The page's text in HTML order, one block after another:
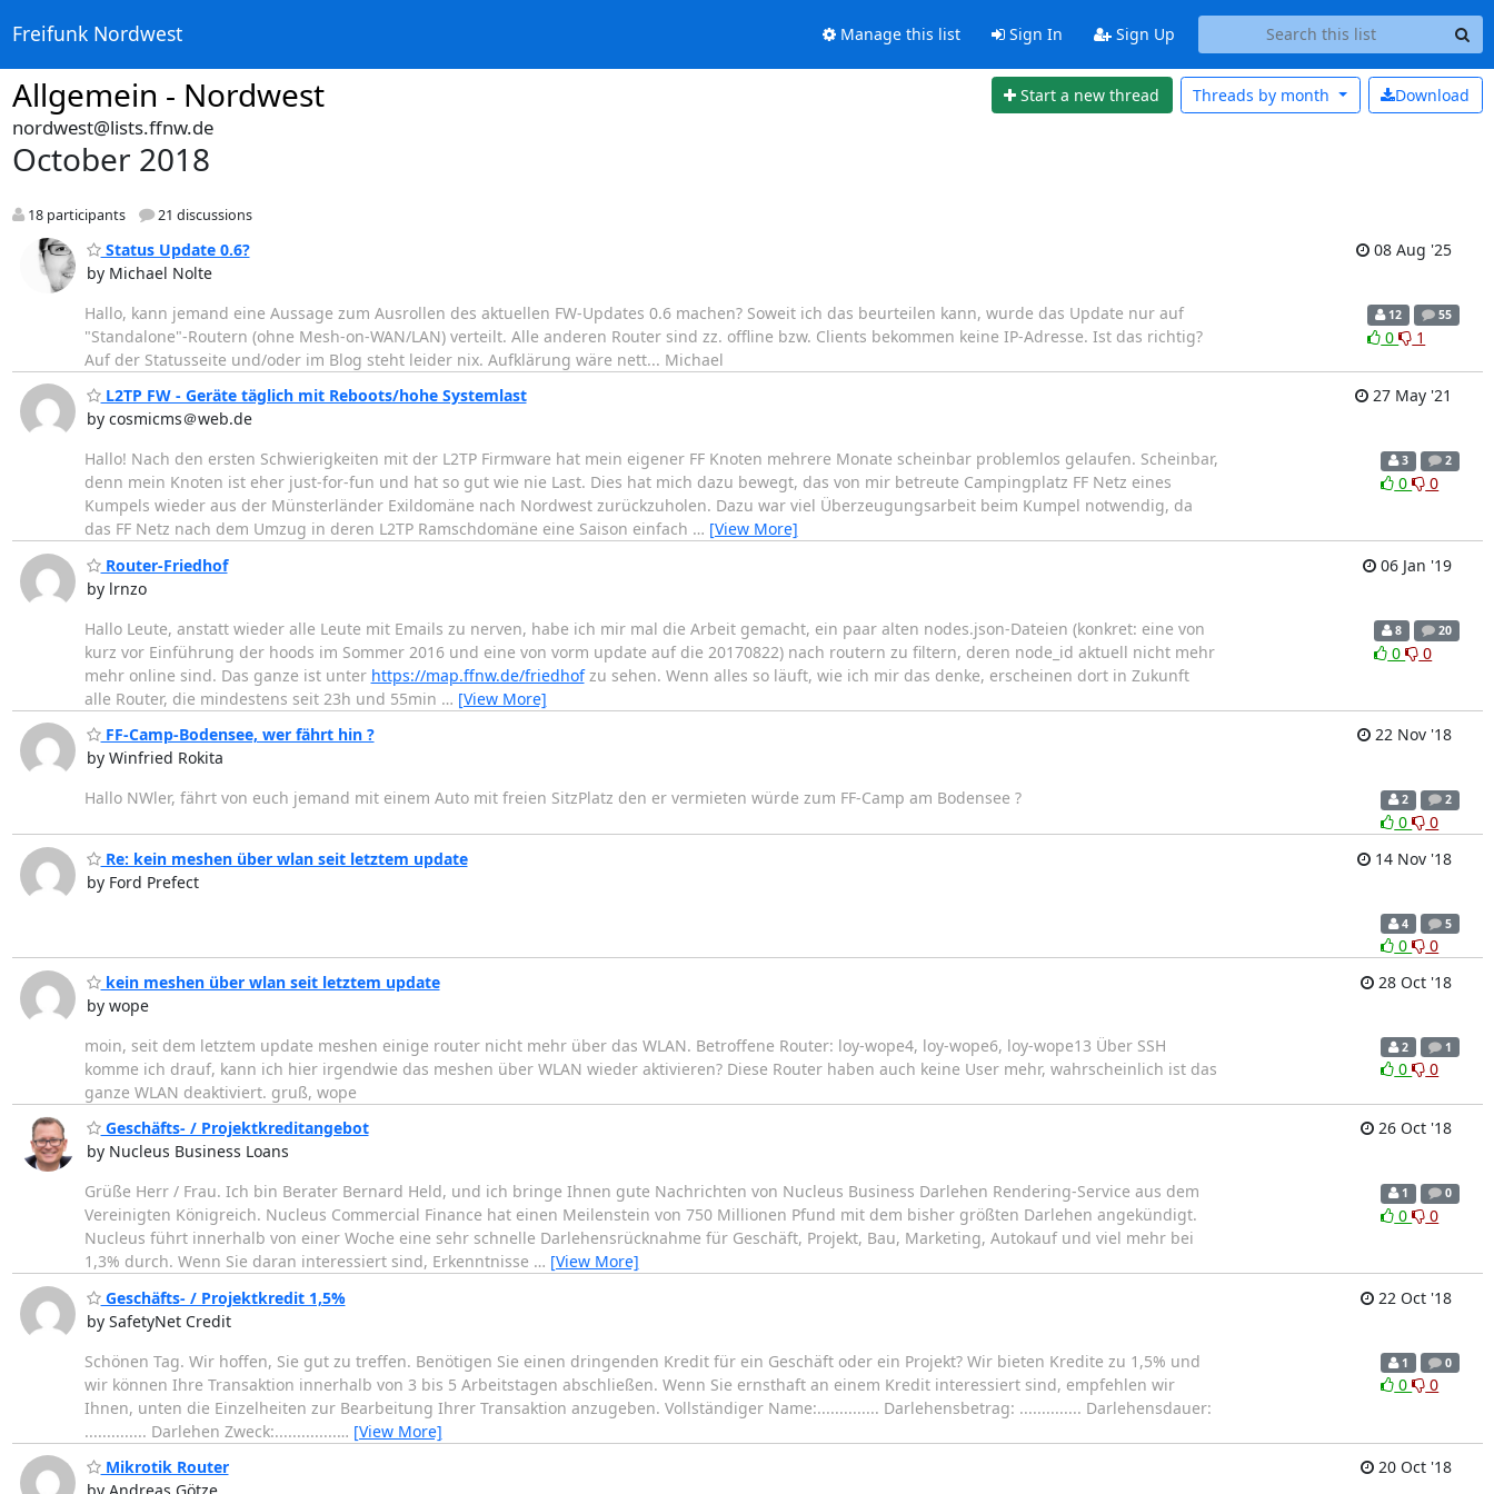
Freifunk Nordwest Manage this list Sign In Sign Up
Allgemein - Nordwest Start a new thread Download
Threads by month
nordwest@lists.ffnw.de
October 2018
18 participants 21 discussions
Status Update 0.6?
by Michael Nolte
08 Aug '25
Hallo, kann jemand eine Aussage zum Ausrollen des aktuellen FW-Updates 0.6 machen? Soweit ich das beurteilen kann, wurde das Update nur auf
"Standalone"-Routern (ohne Mesh-on-WAN/LAN) verteilt. Alle anderen Router sind zz. offline bzw. Clients bekommen keine IP-Adresse. Ist das richtig?
Auf der Statusseite und/oder im Blog steht leider nix. Aufklärung wäre nett... Michael
12 55
0 1
L2TP FW - Geräte täglich mit Reboots/hohe Systemlast
by cosmicms＠web.de
27 May '21
Hallo! Nach den ersten Schwierigkeiten mit der L2TP Firmware hat mein eigener FF Knoten mehrere Monate scheinbar problemlos gelaufen. Scheinbar,
denn mein Knoten ist eher just-for-fun und hat so gut wie nie Last. Dies hat mich dazu bewegt, das von mir betreute Campingplatz FF Netz eines
Kumpels wieder aus der Münsterländer Exildomäne nach Nordwest zurückzuholen. Dazu war viel Überzeugungsarbeit beim Kumpel notwendig, da
das FF Netz nach dem Umzug in deren L2TP Ramschdomäne eine Saison einfach … [View More]
3 2
0 0
Router-Friedhof
by lrnzo
06 Jan '19
Hallo Leute, anstatt wieder alle Leute mit Emails zu nerven, habe ich mir mal die Arbeit gemacht, ein paar alten nodes.json-Dateien (konkret: eine von
kurz vor Einführung der hoods im Sommer 2016 und eine von vorm update auf die 20170822) nach routern zu filtern, deren node_id aktuell nicht mehr
mehr online sind. Das ganze ist unter https://map.ffnw.de/friedhofzu sehen. Wenn alles so läuft, wie ich mir das denke, erscheinen dort in Zukunft
alle Router, die mindestens seit 23h und 55min … [View More]
8 20
0 0
FF-Camp-Bodensee, wer fährt hin ?
by Winfried Rokita
22 Nov '18
Hallo NWler, fährt von euch jemand mit einem Auto mit freien SitzPlatz den er vermieten würde zum FF-Camp am Bodensee ? 2 2
0
0
Re: kein meshen über wlan seit letztem update
by Ford Prefect
14 Nov '18
4 5
0
0
kein meshen über wlan seit letztem update
by wope
28 Oct '18
moin, seit dem letztem update meshen einige router nicht mehr über das WLAN. Betroffene Router: loy-wope4, loy-wope6, loy-wope13 Über SSH
komme ich drauf, kann ich hier irgendwie das meshen über WLAN wieder aktivieren? Diese Router haben auch keine User mehr, wahrscheinlich ist das
ganze WLAN deaktiviert. gruß, wope
2 1
0 0
Geschäfts- / Projektkreditangebot
by Nucleus Business Loans
26 Oct '18
Grüße Herr / Frau. Ich bin Berater Bernard Held, und ich bringe Ihnen gute Nachrichten von Nucleus Business Darlehen Rendering-Service aus dem
Vereinigten Königreich. Nucleus Commercial Finance hat einen Meilenstein von 750 Millionen Pfund mit dem bisher größten Darlehen angekündigt.
Nucleus führt innerhalb von einer Woche eine sehr schnelle Darlehensrücknahme für Geschäft, Projekt, Bau, Marketing, Autokauf und viel mehr bei
1,3% durch. Wenn Sie daran interessiert sind, Erkenntnisse … [View More]
1 0
0 0
Geschäfts- / Projektkredit 1,5%
by SafetyNet Credit
22 Oct '18
Schönen Tag. Wir hoffen, Sie gut zu treffen. Benötigen Sie einen dringenden Kredit für ein Geschäft oder ein Projekt? Wir bieten Kredite zu 1,5% und
wir können Ihre Transaktion innerhalb von 3 bis 5 Arbeitstagen abschließen. Wenn Sie ernsthaft an einem Kredit interessiert sind, empfehlen wir
Ihnen, unten die Einzelheiten zur Bearbeitung Ihrer Transaktion anzugeben. Vollständiger Name:.............. Darlehensbetrag: .............. Darlehensdauer:
.............. Darlehen Zweck:..............… [View More]
1 0
0 0
Mikrotik Router
20 Oct '18